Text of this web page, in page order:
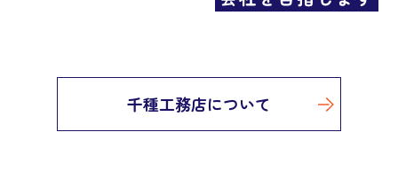
千種工務店について